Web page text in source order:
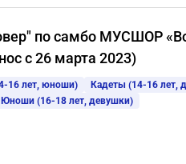
по самбо МУСШОР
с 26 марта 2023)
16 лет, юноши)
Кадеты (14-16 лет,
Юноши (16-18 лет, девушки)